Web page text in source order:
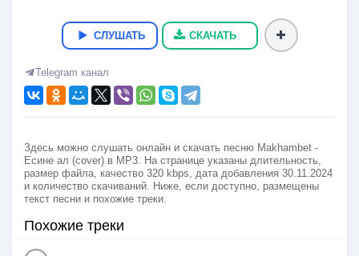
СЛУШАТЬ СКАЧАТЬ
Telegram канал
Здесь можно слушать онлайн и скачать песню Makhambet -
Есине ал (cover) в MP3. На странице указаны длительность,
размер файла, качество 320 kbps, дата добавления 30.11.2024
и количество скачиваний. Ниже, если доступно, размещены
текст песни и похожие треки.
Похожие треки